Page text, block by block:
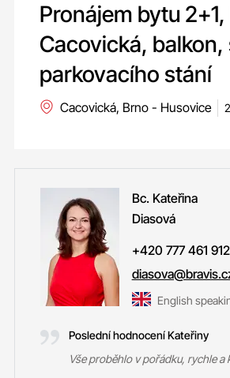
Pronájem bytu
Cacovická,
parkovacího stání
Cacovická, Brno - Husovice
Bc. Kateřina
Diasová
+420 777 461 912
English
Poslední hodnocení Kateřiny
Vše proběhlo v pořádku, rychle a